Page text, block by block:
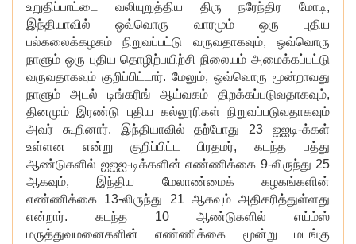
உறுதிப்பாட்டை வலியுறுத்திய திரு நரேந்திர மோடி,
இந்தியாவில் ஒவ்வொரு வாரமும் ஒரு புதிய
பல்கலைக்கழகம் நிறுவப்பட்டு வருவதாகவும், ஒவ்வொரு
நாளும் ஒரு புதிய தொழிற்பயிற்சி நிலையம் அமைக்கப்பட்டு
வருவதாகவும் குறிப்பிட்டார். மேலும், ஒவ்வொரு மூன்றாவது
நாளும் அடல் டிங்கரிங் ஆய்வகம் திறக்கப்படுவதாகவும்,
தினமும் இரண்டு புதிய கல்லூரிகள் நிறுவப்படுவதாகவும்
அவர் கூறினார். இந்தியாவில் தற்போது 23 ஐஐடி-க்கள்
உள்ளன என்று குறிப்பிட்ட பிரதமர், கடந்த பத்து
ஆண்டுகளில் ஐஐஐ-டிக்களின் எண்ணிக்கை 9-லிருந்து 25
ஆகவும், இந்திய மேலாண்மைக் கழகங்களின்
எண்ணிக்கை 13-லிருந்து 21 ஆகவும் அதிகரித்துள்ளது
என்றார். கடந்த 10 ஆண்டுகளில் எய்ம்ஸ்
மருத்துவமனைகளின் எண்ணிக்கை மூன்று மடங்கு